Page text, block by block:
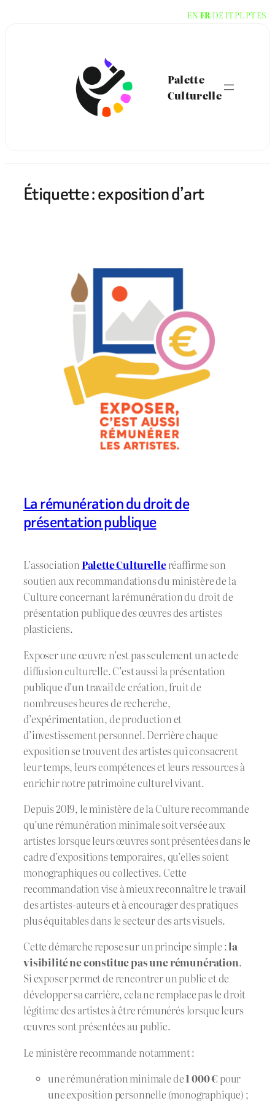
Palette
Culturelle
Étiquette :exposition d’art
La rémunération du droit de
présentation publique
L’association Palette Culturelleréaffirme son
soutien aux recommandations du ministère de la
Culture concernant la rémunération du droit de
présentation publique des œuvres des artistes
plasticiens.
Exposer une œuvre n’est pas seulement un acte de
diffusion culturelle. C’est aussi la présentation
publique d’un travail de création, fruit de
nombreuses heures de recherche,
d’expérimentation, de production et
d’investissement personnel. Derrière chaque
exposition se trouvent des artistes qui consacrent
leur temps, leurs compétences et leurs ressources à
enrichir notre patrimoine culturel vivant.
Depuis 2019, le ministère de la Culture recommande
qu’une rémunération minimale soit versée aux
artistes lorsque leurs œuvres sont présentées dans le
cadre d’expositions temporaires, qu’elles soient
monographiques ou collectives. Cette
recommandation vise à mieux reconnaître le travail
des artistes-auteurs et à encourager des pratiques
plus équitables dans le secteur des arts visuels.
Cette démarche repose sur un principe simple :la
visibilité ne constitue pas une rémunération.
Si exposer permet de rencontrer un public et de
développer sa carrière, cela ne remplace pas le droit
légitime des artistes à être rémunérés lorsque leurs
œuvres sont présentées au public.
Le ministère recommande notamment :
une rémunération minimale de1 000 €pour
une exposition personnelle (monographique) ;
EN FR DE ITPL PTES